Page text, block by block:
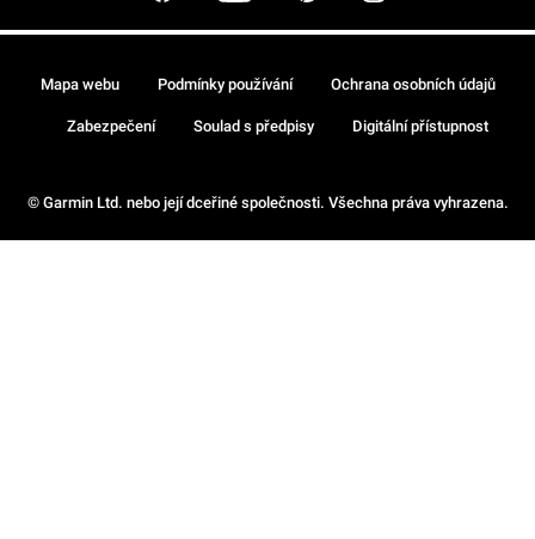
© Garmin Ltd. nebo její dceřiné společnosti. Všechna práva vyhrazena.
Mapa webu Podmínky používání Ochrana osobních údajů
Zabezpečení Soulad s předpisy Digitální přístupnost